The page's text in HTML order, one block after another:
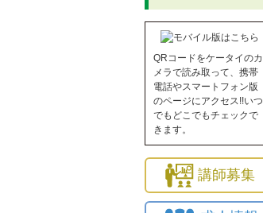
QRコードをケータイのカ
メラで読み取って、携帯
電話やスマートフォン版
のページにアクセス!!いつ
でもどこでもチェックで
きます。
講師募集